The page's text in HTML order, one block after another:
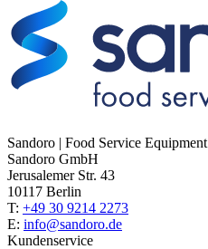
Sandoro | Food Service Equipment
Sandoro GmbH
Jerusalemer Str. 43
10117 Berlin
T: +49 30 9214 2273
E: info@sandoro.de
Kundenservice